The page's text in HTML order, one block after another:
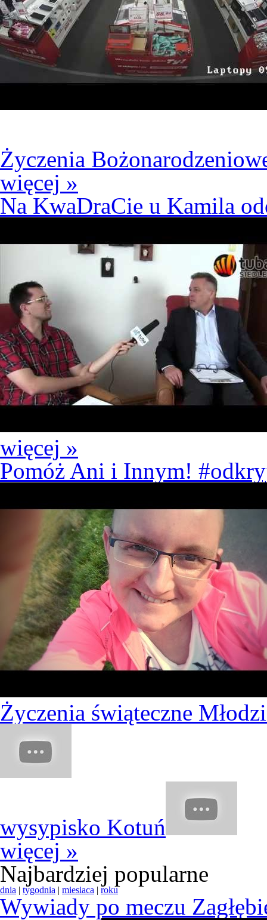
Życzenia
więcej »
Na KwaDraCie u Kamila
więcej »
Pomóż Ani i Innym!
Życzenia świąteczne
wysypisko Kotuń
więcej »
Najbardziej popularne
dnia | tygodnia | miesiaca | roku
Wywiady po meczu